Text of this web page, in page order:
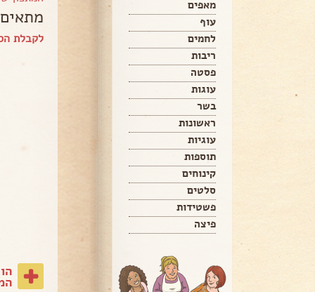
מאפים
עוף
לחמים
ריבות
פסטה
עוגות
בשר
ראשונות
עוגיות
תוספות
קינוחים
סלטים
פשטידות
פיצה
לקבלת